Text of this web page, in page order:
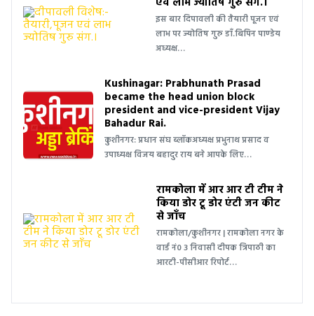
इस बार दिपावली की तैयारी पूजन एवं
लाभ पर ज्योतिष गुरु डाँ.बिपिन पाण्डेय
अध्यक्ष…
Kushinagar: Prabhunath Prasad
became the head union block
president and vice-president Vijay
Bahadur Rai.
कुशीनगर: प्रधान संघ ब्लॉकअध्यक्ष प्रभुनाथ प्रसाद व
उपाध्यक्ष विजय बहादुर राय बने आपके लिए…
रामकोला में आर आर टी टीम ने
किया डोर टू डोर एंटी जन कीट
से जाँच
रामकोला/कुशीनगर | रामकोला नगर के
वार्ड नं0 3 निवासी दीपक त्रिपाठी का
आरटी-पीसीआर रिपोर्ट…